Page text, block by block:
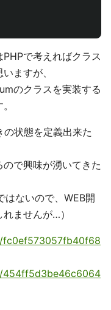
で考えればクラス
ますが、
のクラスを実装する
状態を定義出来た
で興味が湧いてきた
はないので、WEB開
ませんが…）
454ff5d3be46c6064